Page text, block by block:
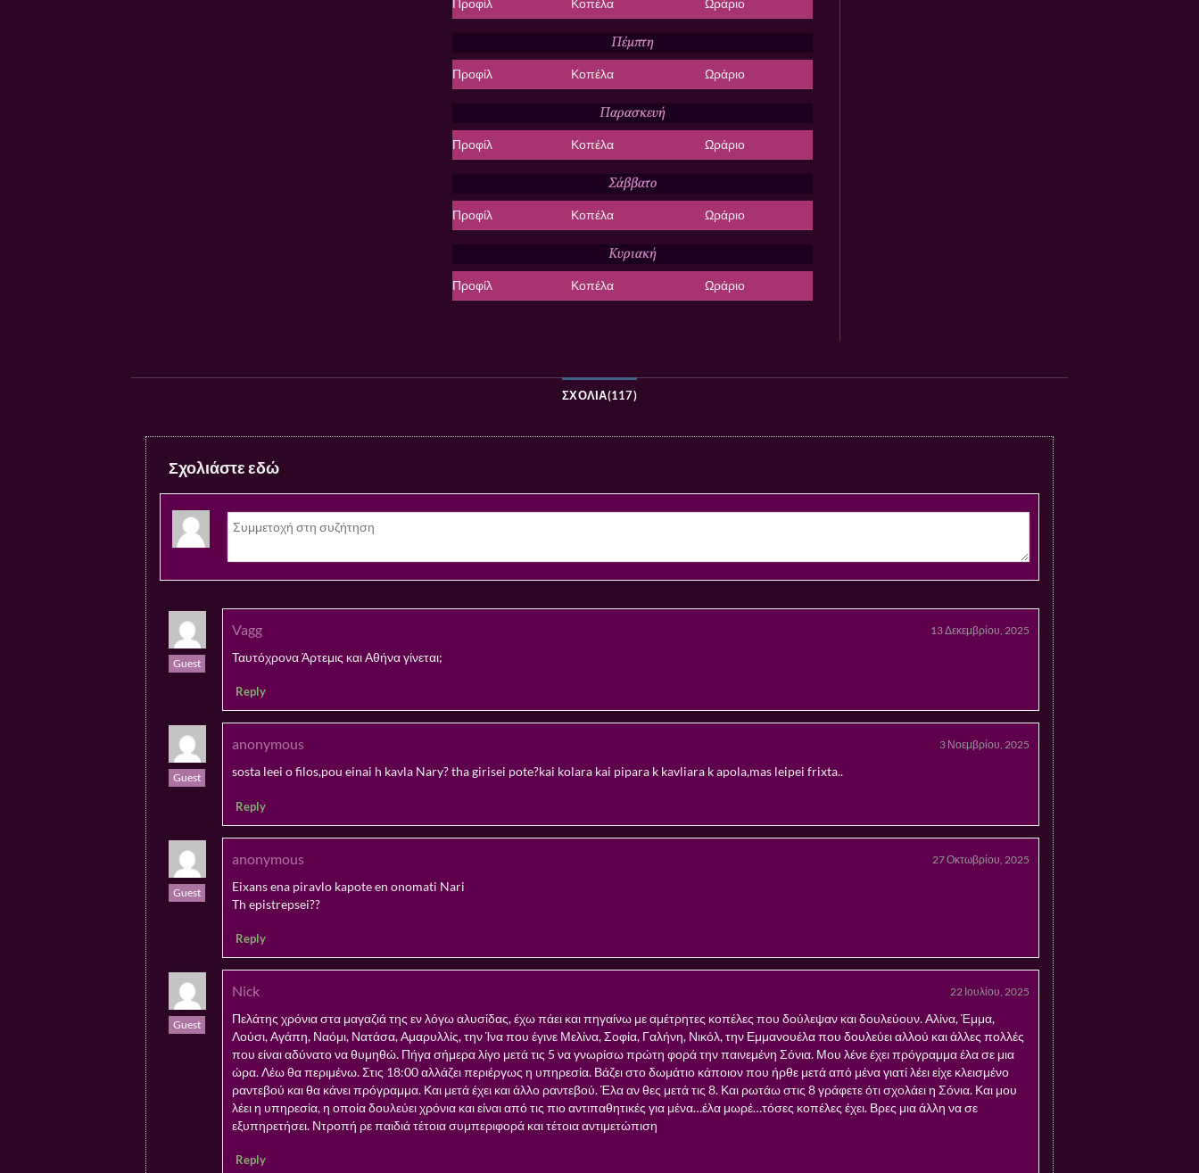
Προφίλ Κοπέλα Ωράριο
Πέμπτη
Προφίλ Κοπέλα Ωράριο
Παρασκευή
Προφίλ Κοπέλα Ωράριο
Σάββατο
Προφίλ Κοπέλα Ωράριο
Κυριακή
Προφίλ Κοπέλα Ωράριο
ΣΧΌΛΙΑ(117)
Σχολιάστε εδώ
Guest
Vagg 13 Δεκεμβρίου, 2025
Ταυτόχρονα Άρτεμις και Αθήνα γίνεται;
Reply
Guest
anonymous 3 Νοεμβρίου, 2025
sosta leei o filos,pou einai h kavla Nary? tha girisei pote?kai kolara kai pipara k kavliara k apola,mas leipei frixta..
Reply
Guest
anonymous 27 Οκτωβρίου, 2025
Eixans ena piravlo kapote en onomati Nari
Th epistrepsei??
Reply
Guest
Nick 22 Ιουλίου, 2025
Πελάτης χρόνια στα μαγαζιά της εν λόγω αλυσίδας, έχω πάει και πηγαίνω με αμέτρητες κοπέλες που δούλεψαν και δουλεύουν. Αλίνα, Έμμα,
Λούσι, Αγάπη, Ναόμι, Νατάσα, Αμαρυλλίς, την Ίνα που έγινε Μελίνα, Σοφία, Γαλήνη, Νικόλ, την Εμμανουέλα που δουλεύει αλλού και άλλες πολλές
που είναι αδύνατο να θυμηθώ. Πήγα σήμερα λίγο μετά τις 5 να γνωρίσω πρώτη φορά την παινεμένη Σόνια. Μου λένε έχει πρόγραμμα έλα σε μια
ώρα. Λέω θα περιμένω. Στις 18:00 αλλάζει περιέργως η υπηρεσία. Βάζει στο δωμάτιο κάποιον που ήρθε μετά από μένα γιατί λέει είχε κλεισμένο
ραντεβού και θα κάνει πρόγραμμα. Και μετά έχει και άλλο ραντεβού. Έλα αν θες μετά τις 8. Και ρωτάω στις 8 γράφετε ότι σχολάει η Σόνια. Και μου
λέει η υπηρεσία, η οποία δουλεύει χρόνια και είναι από τις πιο αντιπαθητικές για μένα…έλα μωρέ…τόσες κοπέλες έχει. Βρες μια άλλη να σε
εξυπηρετήσει. Ντροπή ρε παιδιά τέτοια συμπεριφορά και τέτοια αντιμετώπιση
Reply